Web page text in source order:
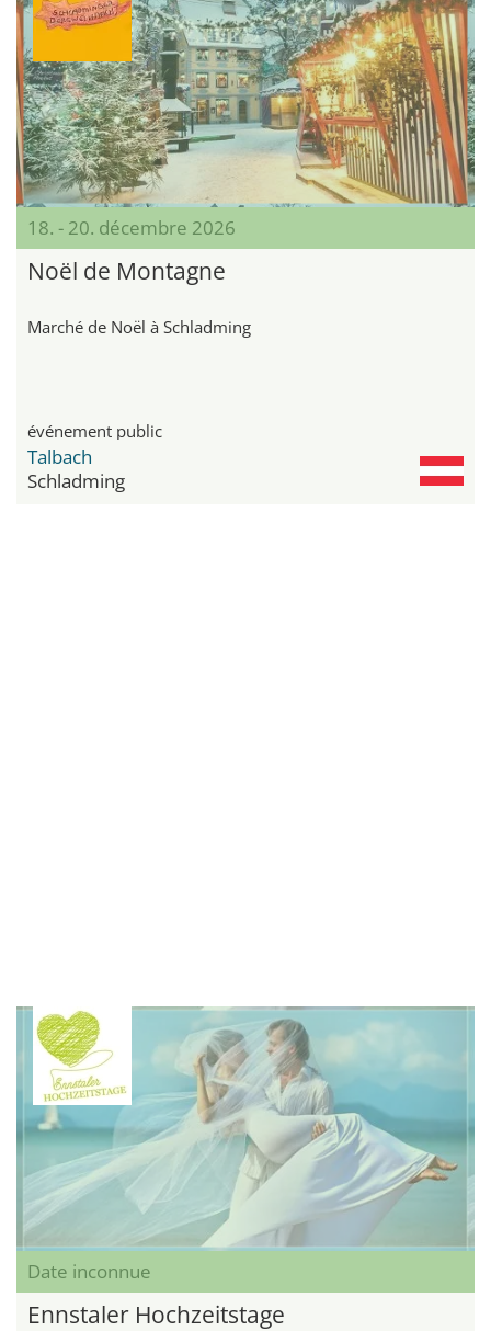
18. - 20. décembre 2026
Noël de Montagne
Marché de Noël à Schladming
événement public
Talbach
Schladming
Date inconnue
Ennstaler Hochzeitstage